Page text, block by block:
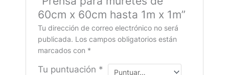
60cm x 60cm hasta 1m x 1m”
Tu dirección de correo electrónico no será
publicada. Los campos obligatorios están
marcados con *
Tu puntuación *